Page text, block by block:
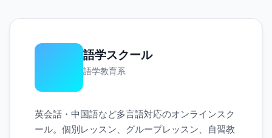
語学スクール
語学教育系
英会話・中国語など多言語対応のオンラインスク
ール。個別レッスン、グループレッスン、自習教